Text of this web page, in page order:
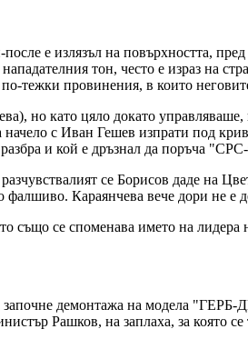
е излязъл на повърхността,
тон, често е израз на
тежки провинения, в които
но като цяло докато
с Иван Гешев изпрати под
и кой е дръзнал да поръча
се Борисов даде на
Караянчева вече дори не
също се споменава името на
започне демонтажа на модела
Рашков, на заплаха, за която